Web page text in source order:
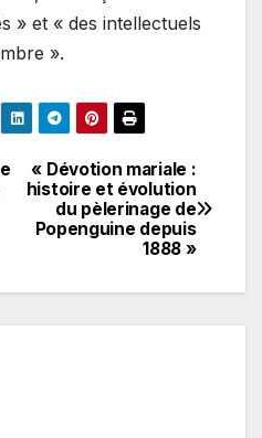
» et « des intellectuels
».
« Dévotion mariale :
histoire et évolution
du pèlerinage de
Popenguine depuis
1888 »